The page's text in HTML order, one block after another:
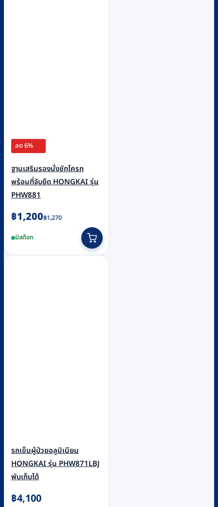
ลด 6%
ฐานเสริมรองนั่งชักโครก
พร้อมที่จับยืด HONGKAI รุ่น
PHW881
฿1,270
Original
was:
฿1,270.
฿1,200
Current
is:
฿1,200.
มีสต็อก
รถเข็นผู้ป่วยอลูมิเนียม
HONGKAI รุ่น PHW871LBJ
พับเก็บได้
฿4,100